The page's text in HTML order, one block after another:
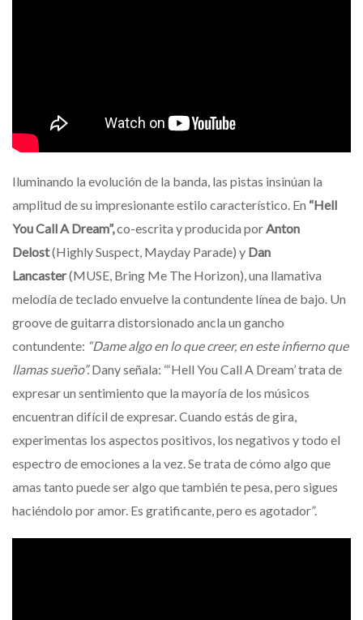
Iluminando la evolución de la banda, las pistas insinúan la
amplitud de su impresionante estilo característico. En “Hell
You Call A Dream”,co-escrita y producida por Anton
Delost(Highly Suspect, Mayday Parade) y Dan
Lancaster(MUSE, Bring Me The Horizon), una llamativa
melodía de teclado envuelve la contundente línea de bajo. Un
groove de guitarra distorsionado ancla un gancho
contundente: “Dame algo en lo que creer, en este infierno que
llamas sueño”.Dany señala: “‘Hell You Call A Dream’ trata de
expresar un sentimiento que la mayoría de los músicos
encuentran difícil de expresar. Cuando estás de gira,
experimentas los aspectos positivos, los negativos y todo el
espectro de emociones a la vez. Se trata de cómo algo que
amas tanto puede ser algo que también te pesa, pero sigues
haciéndolo por amor. Es gratificante, pero es agotador”.